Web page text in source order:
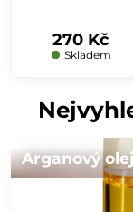
Skladem
270 Kč
Arganový olej